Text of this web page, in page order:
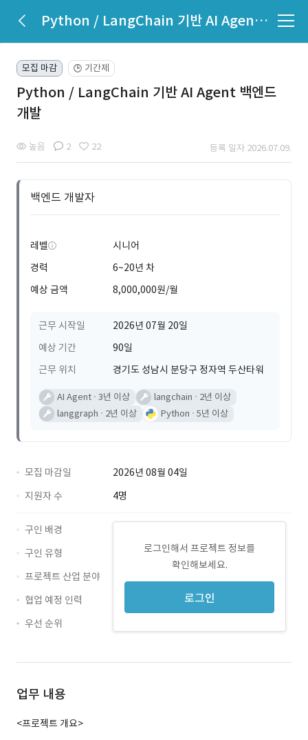
Python / LangChain 기반 AI Agent 백엔드 개발
모집 마감 🕒 기간제
Python / LangChain 기반 AI Agent 백엔드
개발
높음 2 22 등록 일자 2026.07.09.
백엔드 개발자
레벨
시니어
경력
6~20년 차
예상 금액
8,000,000원/월
근무 시작일
2026년 07월 20일
예상 기간
90일
근무 위치
경기도 성남시 분당구 정자역 두산타워
AI Agent 3년 이상 langchain
2년 이상
langgraph
2년 이상 Python 5년 이상
모집 마감일
2026년 08월 04일
지원자 수
4명
로그인해서 프로젝트 정보를
확인해보세요.
로그인
구인 배경
구인 유형
프로젝트 산업 분야
협업 예정 인력
우선 순위
업무 내용
<프로젝트 개요>